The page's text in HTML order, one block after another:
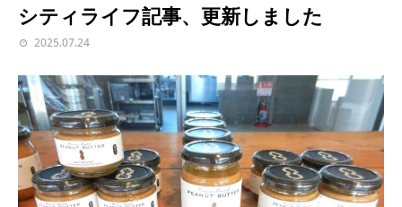
シティライフ記事、更新しました
2025.07.24